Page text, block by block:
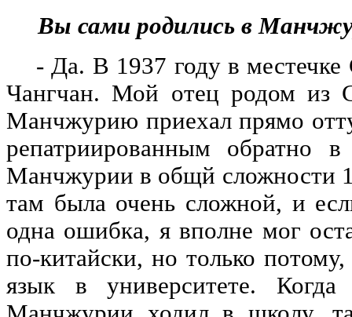
Вы сами родились в
- Да. В 1937 году в местечке
Чангчан. Мой отец родом из
Манчжурию приехал прямо
репатриированным
Манчжурии в общй сложности
там была очень сложной, и
одна ошибка, я вполне мог
по-китайски, но только
язык в университете.